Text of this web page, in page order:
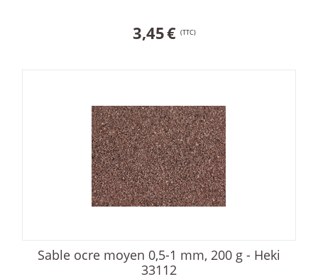
3,45€ (TTC)
Sable ocre moyen 0,5-1 mm, 200 g - Heki
33112